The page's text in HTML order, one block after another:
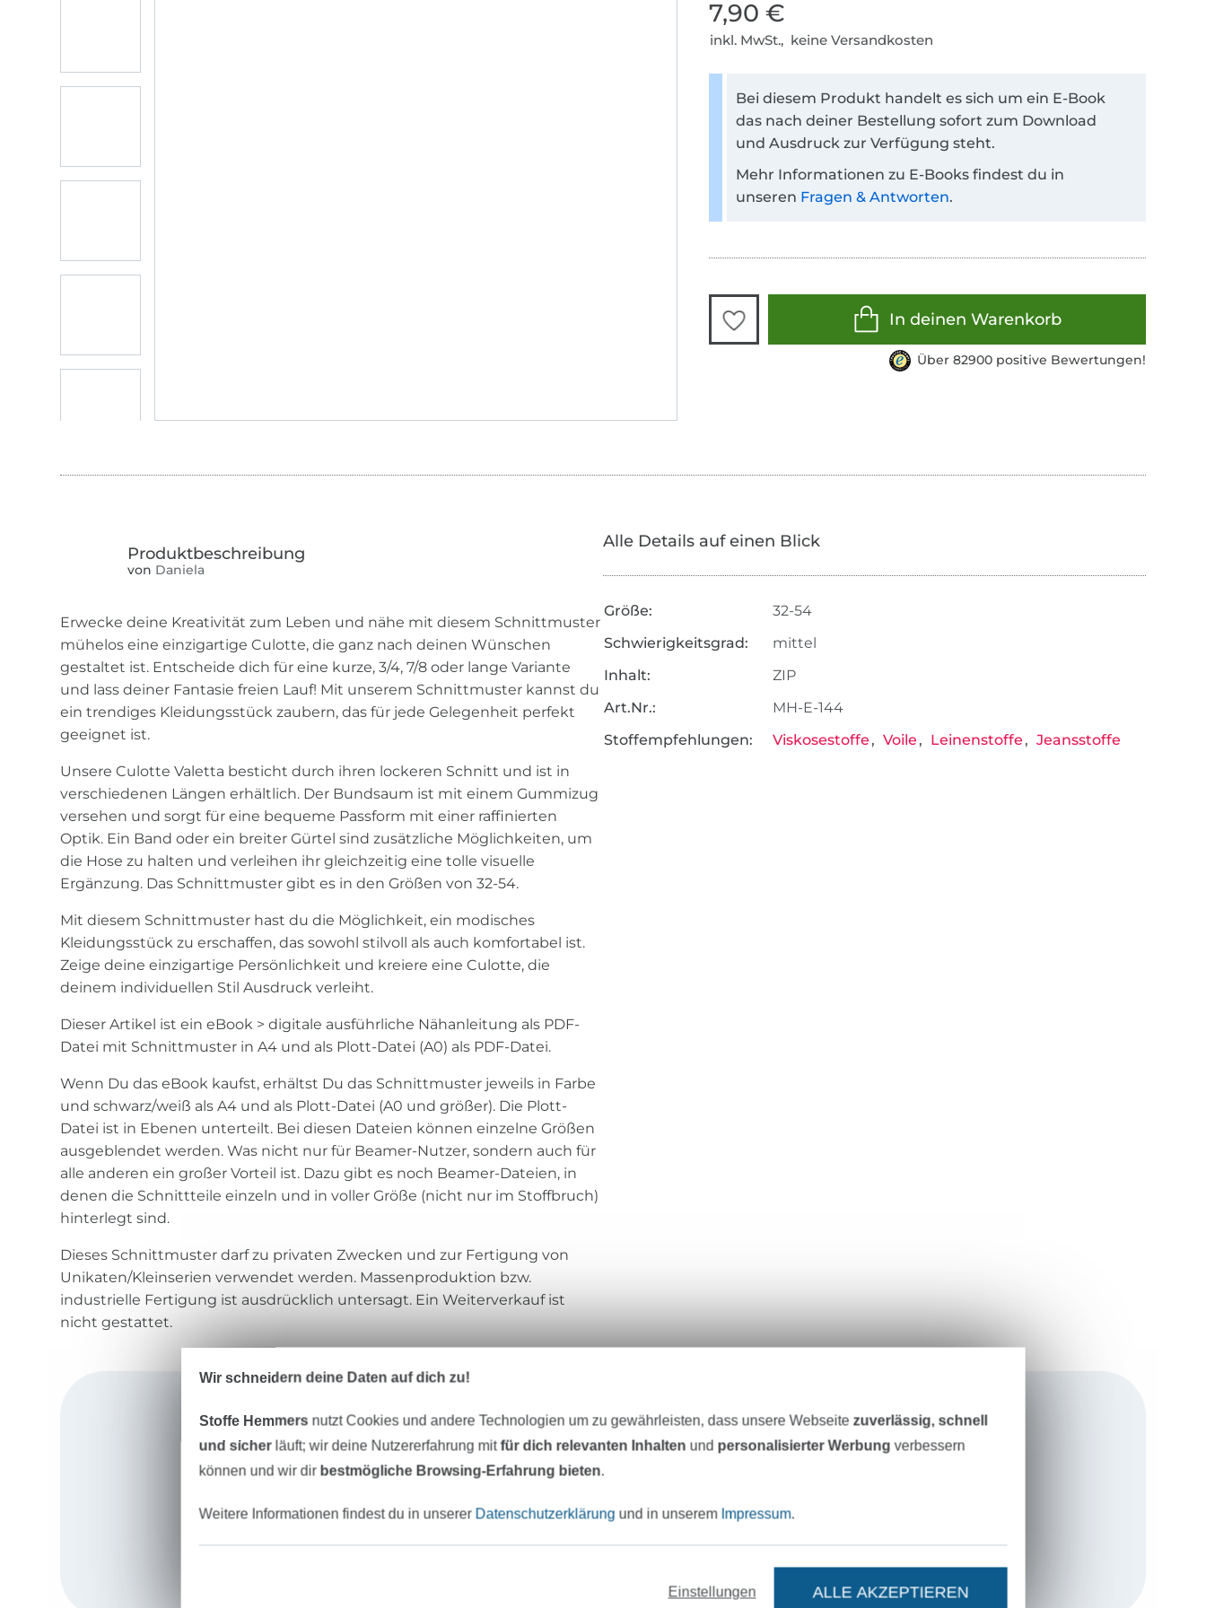
7,90 €
inkl. MwSt., keine Versandkosten
Bei diesem Produkt handelt es sich um ein E-Book
das nach deiner Bestellung sofort zum Download
und Ausdruck zur Verfügung steht.
Mehr Informationen zu E-Books findest du in
unseren Fragen & Antworten.
In deinen Warenkorb
Über 82900 positive Bewertungen!
von Daniela
Erwecke deine Kreativität zum Leben und nähe mit diesem Schnittmuster
mühelos eine einzigartige Culotte, die ganz nach deinen Wünschen
gestaltet ist. Entscheide dich für eine kurze, 3/4, 7/8 oder lange Variante
und lass deiner Fantasie freien Lauf! Mit unserem Schnittmuster kannst du
ein trendiges Kleidungsstück zaubern, das für jede Gelegenheit perfekt
geeignet ist.
Unsere Culotte Valetta besticht durch ihren lockeren Schnitt und ist in
verschiedenen Längen erhältlich. Der Bundsaum ist mit einem Gummizug
versehen und sorgt für eine bequeme Passform mit einer raffinierten
Optik. Ein Band oder ein breiter Gürtel sind zusätzliche Möglichkeiten, um
die Hose zu halten und verleihen ihr gleichzeitig eine tolle visuelle
Ergänzung. Das Schnittmuster gibt es in den Größen von 32-54.
Mit diesem Schnittmuster hast du die Möglichkeit, ein modisches
Kleidungsstück zu erschaffen, das sowohl stilvoll als auch komfortabel ist.
Zeige deine einzigartige Persönlichkeit und kreiere eine Culotte, die
deinem individuellen Stil Ausdruck verleiht.
Dieser Artikel ist ein eBook > digitale ausführliche Nähanleitung als PDF-
Datei mit Schnittmuster in A4 und als Plott-Datei (A0) als PDF-Datei.
Wenn Du das eBook kaufst, erhältst Du das Schnittmuster jeweils in Farbe
und schwarz/weiß als A4 und als Plott-Datei (A0 und größer). Die Plott-
Datei ist in Ebenen unterteilt. Bei diesen Dateien können einzelne Größen
ausgeblendet werden. Was nicht nur für Beamer-Nutzer, sondern auch für
alle anderen ein großer Vorteil ist. Dazu gibt es noch Beamer-Dateien, in
denen die Schnittteile einzeln und in voller Größe (nicht nur im Stoffbruch)
hinterlegt sind.
Dieses Schnittmuster darf zu privaten Zwecken und zur Fertigung von
Unikaten/Kleinserien verwendet werden. Massenproduktion bzw.
industrielle Fertigung ist ausdrücklich untersagt. Ein Weiterverkauf ist
nicht gestattet.
Alle Details auf einen Blick
Größe:
32-54
Schwierigkeitsgrad:
mittel
Inhalt:
ZIP
Art.Nr.:
MH-E-144
Stoffempfehlungen:
Viskosestoffe Voile Leinenstoffe Jeansstoffe
Meine Herzenswelt
Moin!
von Schleswig-Holstein. Seit unserer Gründung im Jahr
2011 sind wir zu einem kleinen, aber sehr
leidenschaftlichen Team gewachsen. Mit über einem
Jahrzehnt Erfahrung in der Entwicklung von
Wir schneidern deine Daten auf dich zu!
Stoffe Hemmers nutzt Cookies und andere Technologien um zu gewährleisten, dass unsere Webseitezuverlässig, schnell
und sicherläuft; wir deine Nutzererfahrung mitfür dich relevanten Inhalten und personalisierter Werbung verbessern
können und wir dir bestmögliche Browsing-Erfahrung bieten.
Weitere Informationen findest du in unserer Datenschutzerklärung und in unserem Impressum.
Einstellungen ALLE AKZEPTIEREN